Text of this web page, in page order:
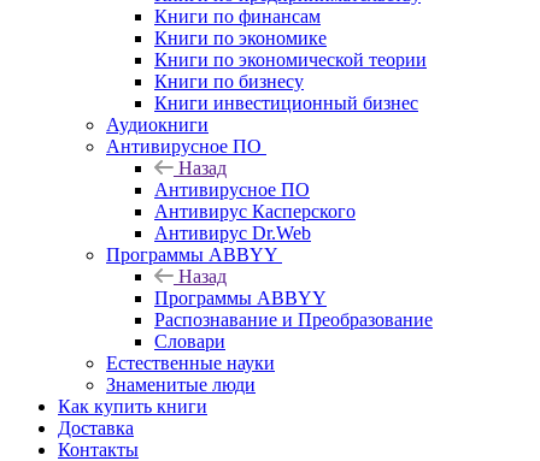
Книги по финансам
Книги по экономике
Книги по экономической теории
Книги по бизнесу
Книги инвестиционный бизнес
Аудиокниги
Антивирусное ПО
Назад
Антивирусное ПО
Антивирус Касперского
Антивирус Dr.Web
Программы ABBYY
Назад
Программы ABBYY
Распознавание и Преобразование
Словари
Естественные науки
Знаменитые люди
Как купить книги
Доставка
Контакты